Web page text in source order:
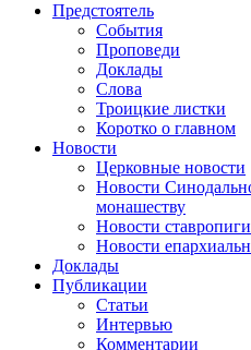
Предстоятель
События
Проповеди
Доклады
Слова
Троицкие листки
Коротко о главном
Новости
Церковные новости
Новости
монашеству
Новости
Новости
Доклады
Публикации
Статьи
Интервью
Комментарии